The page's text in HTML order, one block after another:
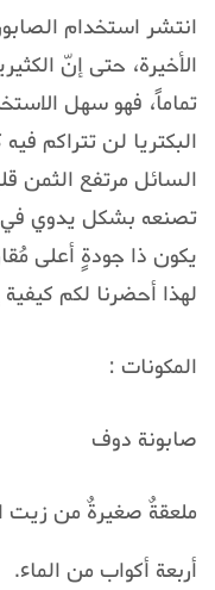
انتشر استخدام
الأخيرة، حتى إنّ
تماماً، فهو سهل
البكتريا لن تتراكم
السائل مرتفع الثمن
تصنعه بشكل يدوي في
يكون ذا جودةٍ أعلى
لهذا أحضرنا لكم
المكونات :
صابونة دوف
ملعقةٌ صغيرةٌ من زيت
أربعة أكواب من الماء.